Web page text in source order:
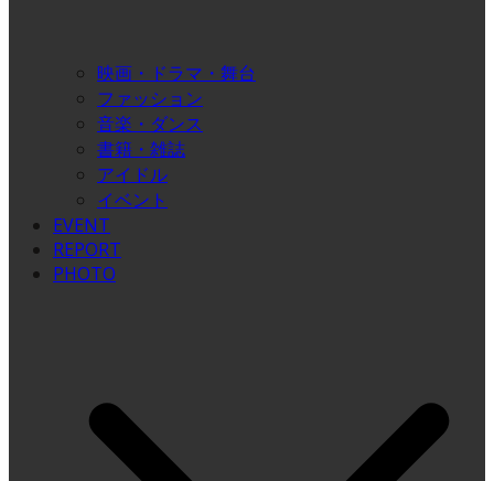
映画・ドラマ・舞台
ファッション
音楽・ダンス
書籍・雑誌
アイドル
イベント
EVENT
REPORT
PHOTO